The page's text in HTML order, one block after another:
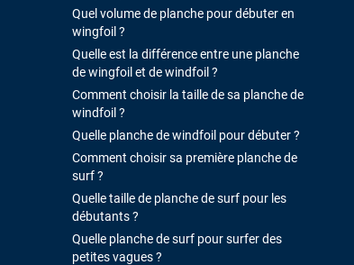
Quel volume de planche pour débuter en
wingfoil ?
Quelle est la différence entre une planche
de wingfoil et de windfoil ?
Comment choisir la taille de sa planche de
windfoil ?
Quelle planche de windfoil pour débuter ?
Comment choisir sa première planche de
surf ?
Quelle taille de planche de surf pour les
débutants ?
Quelle planche de surf pour surfer des
petites vagues ?